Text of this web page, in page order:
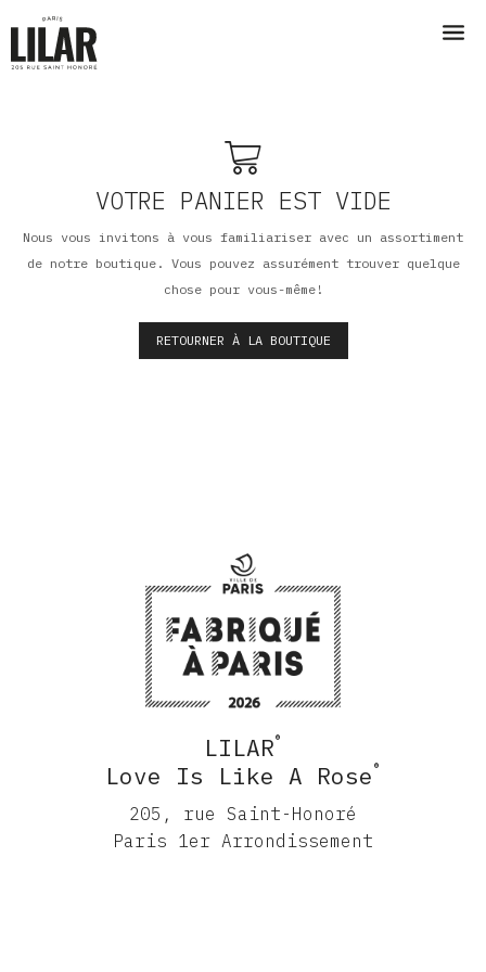
VOTRE PANIER EST VIDE
Nous vous invitons à vous familiariser avec un assortiment
de notre boutique. Vous pouvez assurément trouver quelque
chose pour vous-même!
RETOURNER À LA BOUTIQUE
LILAR®
Love Is Like A Rose ®
205, rue Saint-Honoré
Paris 1er Arrondissement